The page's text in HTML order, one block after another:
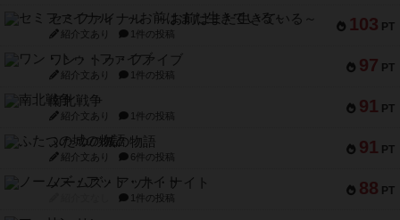
103 PT
セミファイナル ～お前はまだ生きている～
紹介文あり 1件の投稿
97 PT
ワン・トゥ・ファイブ
紹介文あり 1件の投稿
91 PT
南北戦争
紹介文あり 1件の投稿
91 PT
ふたつの城の物語
紹介文あり 6件の投稿
88 PT
ノームズ・アット・ナイト
1件の投稿